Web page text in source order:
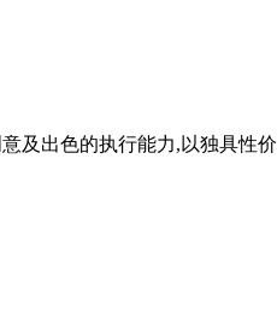
及出色的执行能力,以独具性